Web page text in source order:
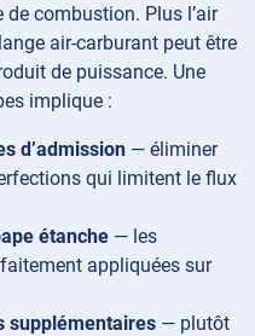
combustion. Plus l’air
air-carburant peut être
de puissance. Une
implique :
d’admission — éliminer
qui limitent le flux
étanche — les
appliquées sur
supplémentaires — plutôt